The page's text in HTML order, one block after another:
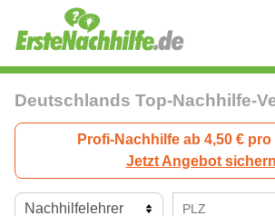
Deutschlands Top-Nachhilfe-
Profi-Nachhilfe ab 4,50 €
Jetzt Angebot